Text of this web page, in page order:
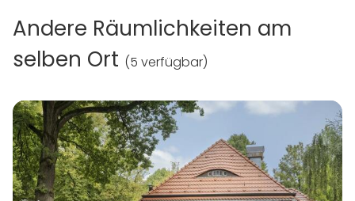
Andere Räumlichkeiten am
selben Ort (5 verfügbar)